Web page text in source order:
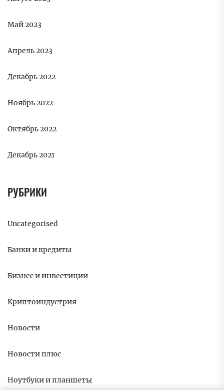
Май 2023
Апрель 2023
Декабрь 2022
Ноябрь 2022
Октябрь 2022
Декабрь 2021
РУБРИКИ
Uncategorised
Банки и кредиты
Бизнес и инвестиции
Криптоиндустрия
Новости
Новости плюс
Ноутбуки и планшеты